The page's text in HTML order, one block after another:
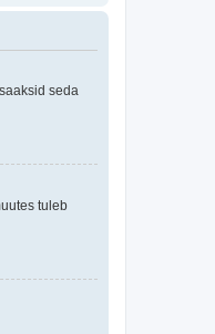
seda
tuleb